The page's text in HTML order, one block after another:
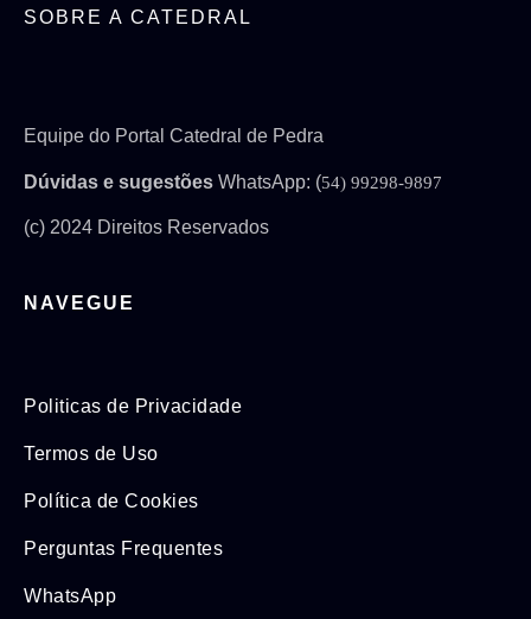
SOBRE A CATEDRAL
Equipe do Portal Catedral de Pedra
Dúvidas e sugestões WhatsApp: (54) 99298-9897
(c) 2024 Direitos Reservados
NAVEGUE
Politicas de Privacidade
Termos de Uso
Política de Cookies
Perguntas Frequentes
WhatsApp